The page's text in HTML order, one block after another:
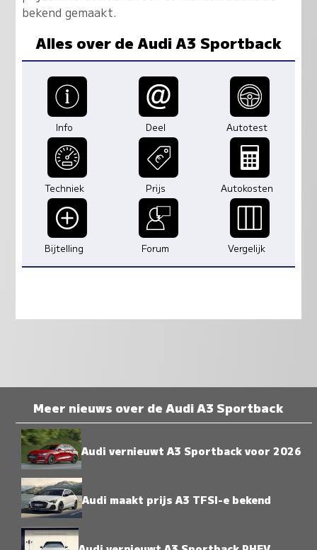
bekend gemaakt.
Alles over de Audi A3 Sportback
Info Deel Autotest
Techniek Prijs Autokosten
Bijtelling Forum Vergelijk
Meer nieuws over de Audi A3 Sportback
Audi vernieuwt A3 Sportback voor 2026
Audi maakt prijs A3 TFSI-e bekend